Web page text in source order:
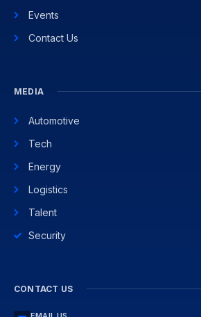
Events
Contact Us
MEDIA
Automotive
Tech
Energy
Logistics
Talent
Security
CONTACT US